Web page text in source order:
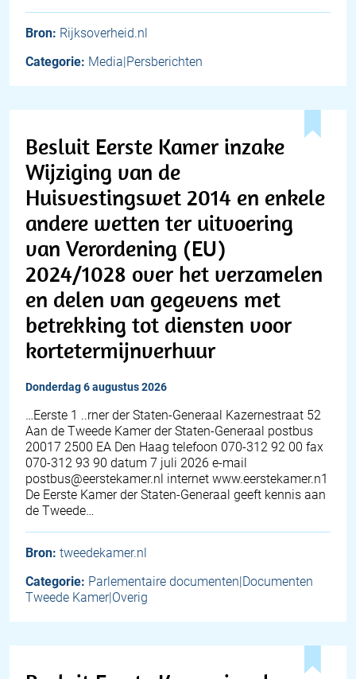
Bron: Rijksoverheid.nl
Categorie: Media|Persberichten
Besluit Eerste Kamer inzake
Wijziging van de
Huisvestingswet 2014 en enkele
andere wetten ter uitvoering
van Verordening (EU)
2024/1028 over het verzamelen
en delen van gegevens met
betrekking tot diensten voor
kortetermijnverhuur
donderdag 6 augustus 2026
…Eerste 1 ..rner der Staten-Generaal Kazernestraat 52
Aan de Tweede Kamer der Staten-Generaal postbus
20017 2500 EA Den Haag telefoon 070-312 92 00 fax
070-312 93 90 datum 7 juli 2026 e-mail
postbus@eerstekamer.nl internet www.eerstekamer.n1
De Eerste Kamer der Staten-Generaal geeft kennis aan
de Tweede…
Bron: tweedekamer.nl
Categorie: Parlementaire documenten|Documenten
Tweede Kamer|Overig